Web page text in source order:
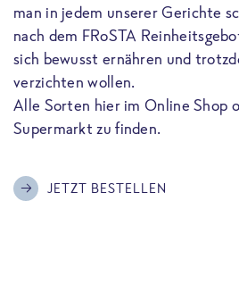
man in jedem unserer Gerichte
nach dem FRoSTA
sich bewusst ernähren und
verzichten wollen.
Alle Sorten hier im Online Shop
Supermarkt zu finden.
JETZT BESTELLEN